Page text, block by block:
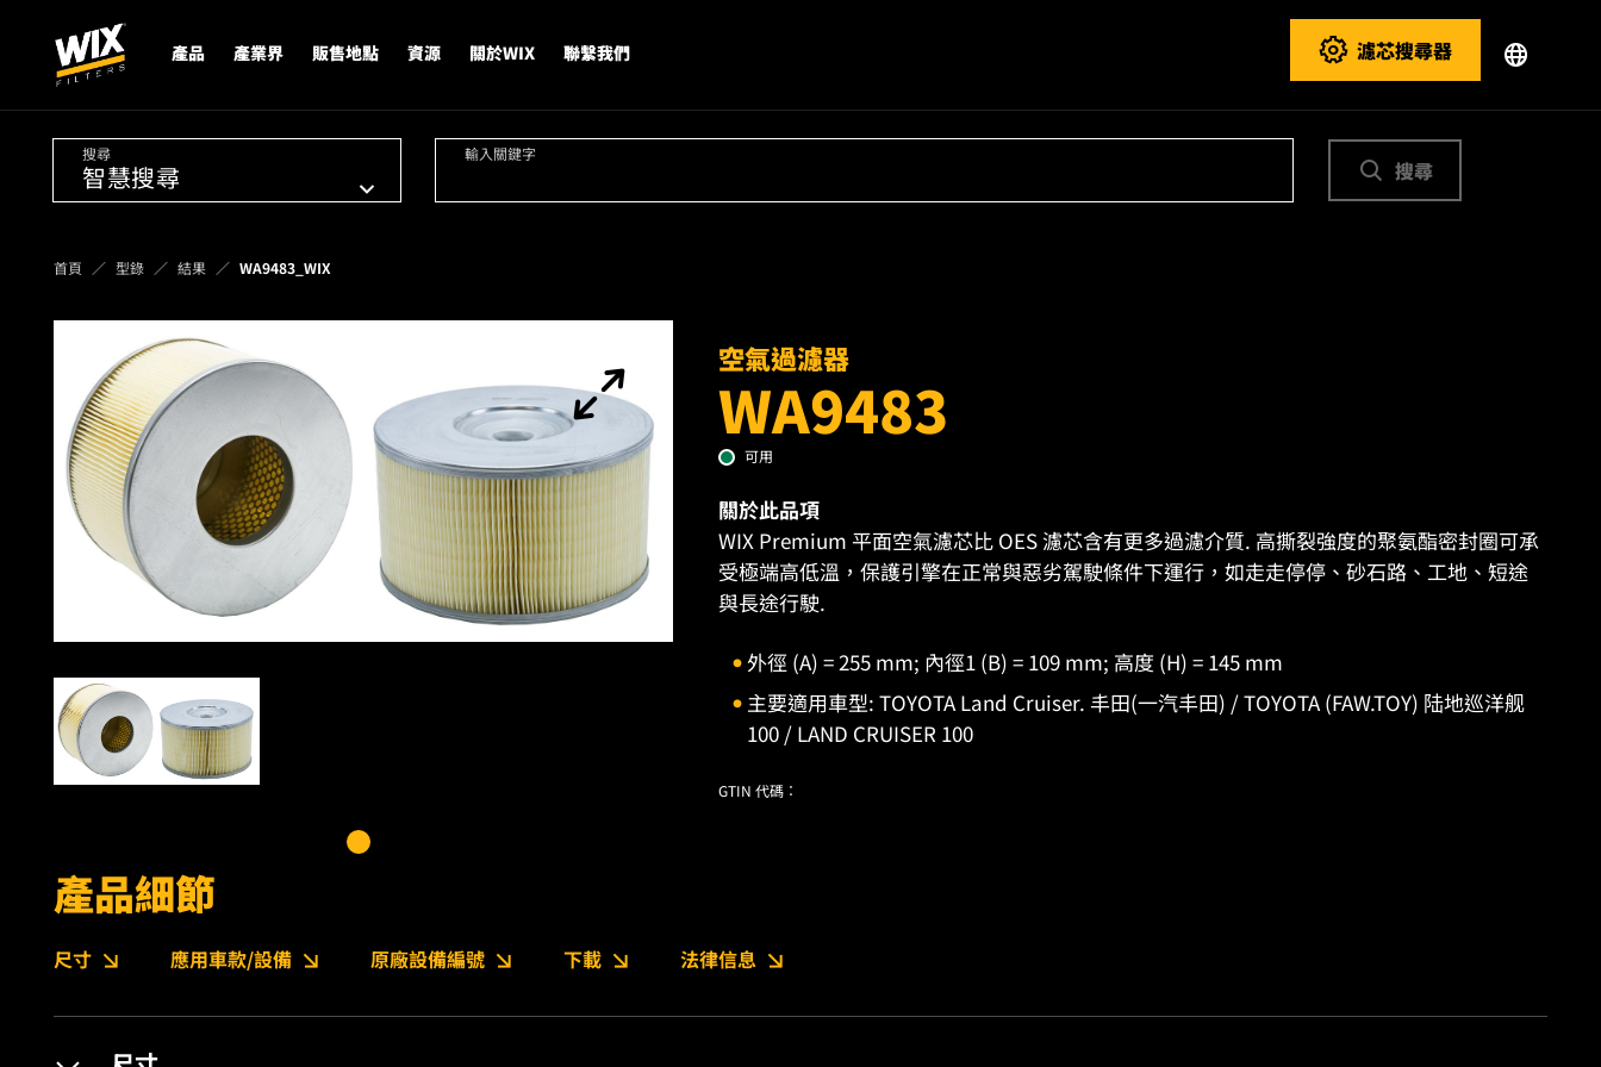
產品 產業界 販售地點 資源 關於WIX 聯繫我們 濾芯搜尋器
搜尋 輸入關鍵字
搜尋
首頁 型錄 結果 WA9483_WIX
空氣過濾器
WA9483
可用
關於此品項
WIX Premium 平面空氣濾芯比 OES 濾芯含有更多過濾介質. 高撕裂強度的聚氨酯密封圈可承
受極端高低溫，保護引擎在正常與惡劣駕駛條件下運行，如走走停停、砂石路、工地、短途
與長途行駛.
外徑 (A) = 255 mm; 內徑1 (B) = 109 mm; 高度 (H) = 145 mm
主要適用車型: TOYOTA Land Cruiser. 丰田(一汽丰田) / TOYOTA (FAW.TOY) 陆地巡洋舰
100 / LAND CRUISER 100
GTIN 代碼：
產品細節
尺寸 應用車款/設備 原廠設備編號 下載 法律信息